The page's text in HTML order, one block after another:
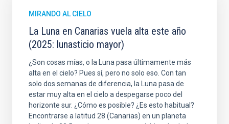
MIRANDO AL CIELO
La Luna en Canarias vuela alta este año
(2025: lunasticio mayor)
¿Son cosas mías, o la Luna pasa últimamente más
alta en el cielo? Pues sí, pero no solo eso. Con tan
solo dos semanas de diferencia, la Luna pasa de
estar muy alta en el cielo a despegarse poco del
horizonte sur. ¿Cómo es posible? ¿Es esto habitual?
Encontrarse a latitud 28 (Canarias) en un planeta